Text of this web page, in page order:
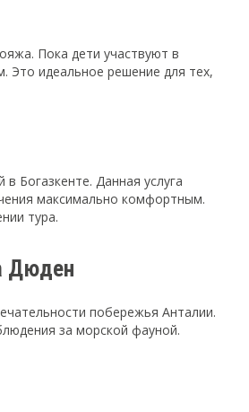
Пока дети участвуют в
Это идеальное решение для тех,
Богазкенте. Данная услуга
максимально комфортным.
тура.
Дюден
побережья Анталии.
за морской фауной.